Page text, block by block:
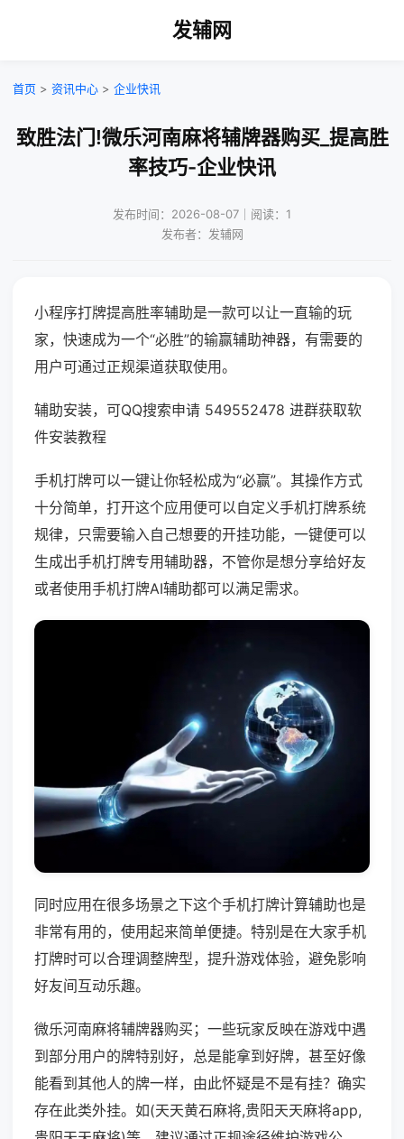
发辅网
首页 > 资讯中心 > 企业快讯
致胜法门!微乐河南麻将辅牌器购买_提高胜
率技巧-企业快讯
发布时间：2026-08-07｜阅读：1
发布者：发辅网
小程序打牌提高胜率辅助是一款可以让一直输的玩
家，快速成为一个“必胜”的输赢辅助神器，有需要的
用户可通过正规渠道获取使用。
辅助安装，可QQ搜索申请 549552478 进群获取软
件安装教程
手机打牌可以一键让你轻松成为“必赢”。其操作方式
十分简单，打开这个应用便可以自定义手机打牌系统
规律，只需要输入自己想要的开挂功能，一键便可以
生成出手机打牌专用辅助器，不管你是想分享给好友
或者使用手机打牌AI辅助都可以满足需求。
同时应用在很多场景之下这个手机打牌计算辅助也是
非常有用的，使用起来简单便捷。特别是在大家手机
打牌时可以合理调整牌型，提升游戏体验，避免影响
好友间互动乐趣。
微乐河南麻将辅牌器购买；一些玩家反映在游戏中遇
到部分用户的牌特别好，总是能拿到好牌，甚至好像
能看到其他人的牌一样，由此怀疑是不是有挂？确实
存在此类外挂。如(天天黄石麻将,贵阳天天麻将app,